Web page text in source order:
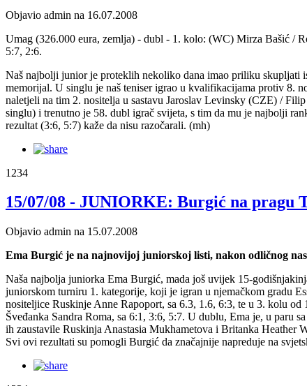
Objavio admin na 16.07.2008
Umag (326.000 eura, zemlja) - dubl - 1. kolo: (WC) Mirza Bašić /
5:7, 2:6.
Naš najbolji junior je proteklih nekoliko dana imao priliku skupljati
memorijal. U singlu je naš teniser igrao u kvalifikacijama protiv 8.
naletjeli na tim 2. nositelja u sastavu Jaroslav Levinsky (CZE) /
singlu) i trenutno je 58. dubl igrač svijeta, s tim da mu je najbolji
rezultat (3:6, 5:7) kaže da nisu razočarali. (mh)
1234
15/07/08 - JUNIORKE: Burgić na pragu
Objavio admin na 15.07.2008
Ema Burgić je na najnovijoj juniorskoj listi, nakon odličnog
Naša najbolja juniorka Ema Burgić, mada još uvijek 15-
juniorskom turniru 1. kategorije, koji je igran u njemačkom gradu
nositeljice Ruskinje Anne Rapoport, sa 6.3, 1.6, 6:3, te u 3. kolu
Šveđanka Sandra Roma, sa 6:1, 3:6, 5:7. U dublu, Ema je, u paru
ih zaustavile Ruskinja Anastasia Mukhametova i Britanka Heather
Svi ovi rezultati su pomogli Burgić da značajnije napreduje na